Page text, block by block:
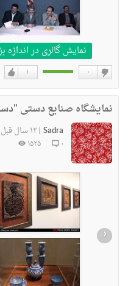
نمایش گالری در اندازه
۱ ۰
نمایشگاه صنایع دستی
Sadra
|۱۲ سال قبل
۰
۱۵۲۵
‹